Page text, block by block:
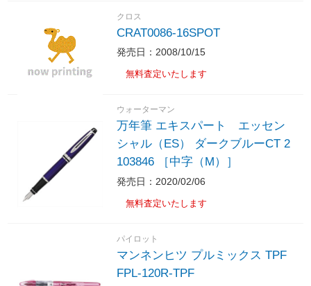
クロス
CRAT0086-16SPOT
発売日：2008/10/15
無料査定いたします
ウォーターマン
万年筆 エキスパート エッセン
シャル（ES） ダークブルーCT 2
103846 ［中字（M）］
発売日：2020/02/06
無料査定いたします
パイロット
マンネンヒツ プルミックス TPF
FPL-120R-TPF